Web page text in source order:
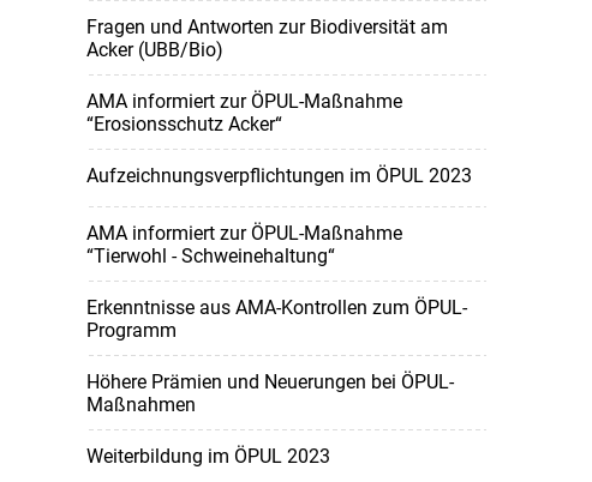
Fragen und Antworten zur Biodiversität am
Acker (UBB/Bio)
AMA informiert zur ÖPUL-Maßnahme
“Erosionsschutz Acker“
Aufzeichnungsverpflichtungen im ÖPUL 2023
AMA informiert zur ÖPUL-Maßnahme
“Tierwohl - Schweinehaltung“
Erkenntnisse aus AMA-Kontrollen zum ÖPUL-
Programm
Höhere Prämien und Neuerungen bei ÖPUL-
Maßnahmen
Weiterbildung im ÖPUL 2023